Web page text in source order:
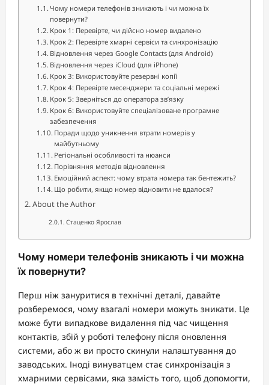
Чому номери телефонів зникають і чи можна їх
повернути?
Крок 1: Перевірте, чи дійсно номер видалено
Крок 2: Перевірте хмарні сервіси та синхронізацію
Відновлення через Google Contacts (для Android)
Відновлення через iCloud (для iPhone)
Крок 3: Використовуйте резервні копії
Крок 4: Перевірте месенджери та соціальні мережі
Крок 5: Зверніться до оператора зв’язку
Крок 6: Використовуйте спеціалізоване програмне
забезпечення
Поради щодо уникнення втрати номерів у
майбутньому
Регіональні особливості та нюанси
Порівняння методів відновлення
Емоційний аспект: чому втрата номера так бентежить?
Що робити, якщо номер відновити не вдалося?
About the Author
Стаценко Ярослав
Чому номери телефонів зникають і чи можна
їх повернути?
Перш ніж зануритися в технічні деталі, давайте
розберемося, чому взагалі номери можуть зникати. Це
може бути випадкове видалення під час чищення
контактів, збій у роботі телефону після оновлення
системи, або ж ви просто скинули налаштування до
заводських. Іноді винуватцем стає синхронізація з
хмарними сервісами, яка замість того, щоб допомогти,